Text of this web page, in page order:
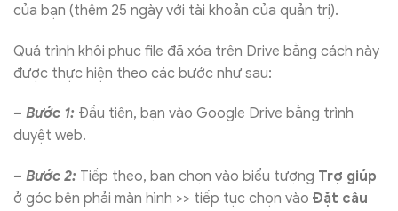
của bạn (thêm 25 ngày với tài khoản của quản trị).
Quá trình khôi phục file đã xóa trên Drive bằng cách này
được thực hiện theo các bước như sau:
– Bước 1: Đầu tiên, bạn vào Google Drive bằng trình
duyệt web.
– Bước 2: Tiếp theo, bạn chọn vào biểu tượng Trợ giúp
ở góc bên phải màn hình >> tiếp tục chọn vào Đặt câu